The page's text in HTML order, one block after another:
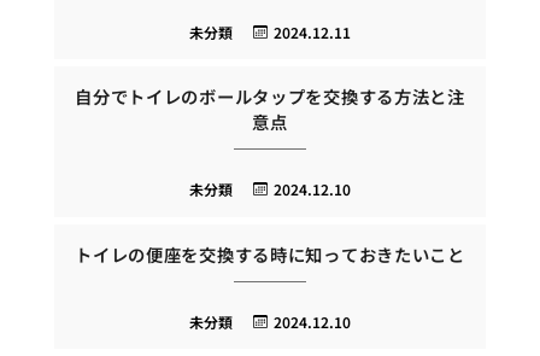
2024.12.11
未分類
自分でトイレのボールタップを交換する方法と注
意点
2024.12.10
未分類
トイレの便座を交換する時に知っておきたいこと
2024.12.10
未分類